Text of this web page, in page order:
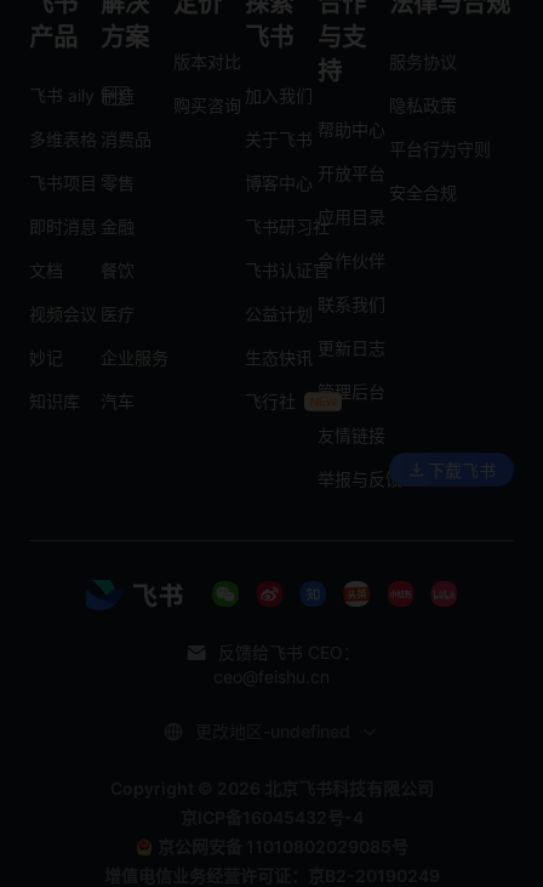
产品
飞书 aily
多维表格
飞书项目
即时消息
文档
视频会议
妙记
知识库
方案
制造
消费品
零售
金融
餐饮
医疗
企业服务
汽车
版本对比
购买咨询
飞书
加入我们
关于飞书
博客中心
飞书研习社
飞书认证官
公益计划
生态快讯
飞行社
与支
持
帮助中心
开放平台
应用目录
合作伙伴
联系我们
更新日志
管理后台
友情链接
举报与反馈
服务协议
隐私政策
平台行为守则
安全合规
下载飞书
反馈给飞书 CEO：
ceo@feishu.cn